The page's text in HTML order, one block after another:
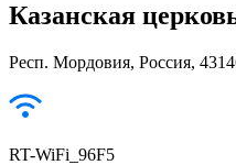
Казанская
Респ. Мордовия, Россия,
RT-WiFi_96F5